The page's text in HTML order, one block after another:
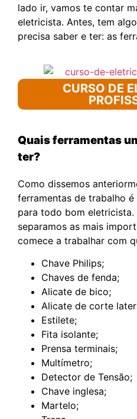
lado ir, vamos te contar
eletricista. Antes, tem
precisa saber e ter: as
CURSO DE
Quais ferramentas
ter?
Como dissemos
ferramentas de trabalho
para todo bom eletricista.
separamos as mais
comece a trabalhar com
Chave Philips;
Chaves de fenda;
Alicate de bico;
Alicate de corte
Estilete;
Fita isolante;
Prensa terminais;
Multímetro;
Detector de Tensão;
Chave inglesa;
Martelo;